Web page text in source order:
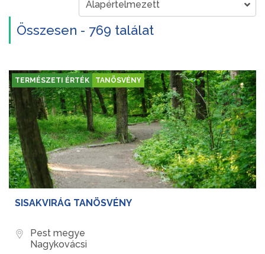
Összesen - 769 találat
TERMÉSZETI ÉRTÉK TANÖSVÉNY
SISAKVIRÁG TANÖSVÉNY
Pest megye
Nagykovácsi